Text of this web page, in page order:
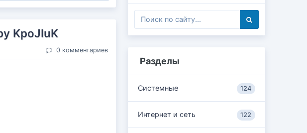
KpoJIuK
0 комментариев
Разделы
Системные 124
Интернет и сеть 122